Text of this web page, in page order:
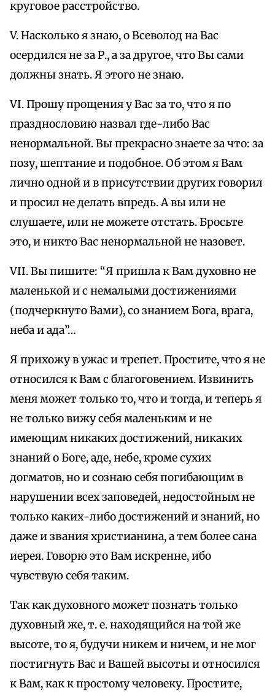
круговое расстройство.
V. Насколько я знаю, о Всеволод на Вас
осердился не за Р., а за другое, что Вы сами
должны знать. Я этого не знаю.
VI. Прошу прощения у Вас за то, что я по
празднословию назвал где-либо Вас
ненормальной. Вы прекрасно знаете за что: за
позу, шептание и подобное. Об этом я Вам
лично одной и в присутствии других говорил
и просил не делать впредь. А вы или не
слушаете, или не можете отстать. Бросьте
это, и никто Вас ненормальной не назовет.
VII. Вы пишите: “Я пришла к Вам духовно не
маленькой и с немалыми достижениями
(подчеркнуто Вами), со знанием Бога, врага,
неба и ада”…
Я прихожу в ужас и трепет. Простите, что я не
относился к Вам с благоговением. Извинить
меня может только то, что и тогда, и теперь я
не только вижу себя маленьким и не
имеющим никаких достижений, никаких
знаний о Боге, аде, небе, кроме сухих
догматов, но и сознаю себя погибающим в
нарушении всех заповедей, недостойным не
только каких-либо достижений и знаний, но
даже и звания христианина, а тем более сана
иерея. Говорю это Вам искренне, ибо
чувствую себя таким.
Так как духовного может познать только
духовный же, т. е. находящийся на той же
высоте, то я, будучи никем и ничем, и не мог
постигнуть Вас и Вашей высоты и относился
к Вам, как к простому человеку. Простите,